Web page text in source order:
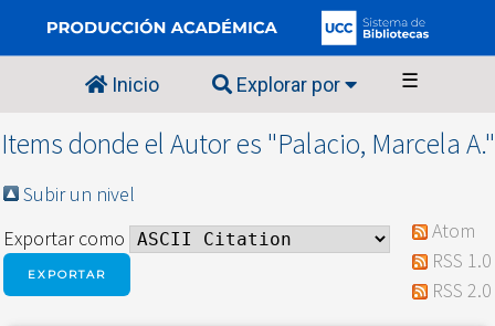
Inicio Explorar por ☰
Items donde el Autor es "Palacio, Marcela A."
Subir un nivel
Exportar como
Atom
RSS 1.0
RSS 2.0